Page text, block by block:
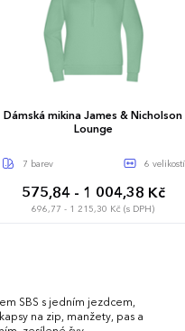
Dámská mikina James & Nicholson
Lounge
7 barev 6 velikostí
575,84 - 1 004,38 Kč
696,77 - 1 215,30 Kč (s DPH)
SBS s jedním jezdcem,
na zip, manžety, pas a